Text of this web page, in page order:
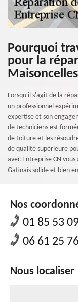
Pourquoi
pour la
Lorsqu'il s'agit de la
un professionnel
expertise et son
de techniciens est
de toiture et les
de qualité supérieure
avec Entreprise CN
Gatinais solide et bien
Nos
01 85 53
06 61 25
Nous localiser